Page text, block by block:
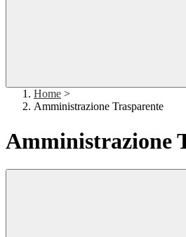
Home >
Amministrazione Trasparente
Amministrazione